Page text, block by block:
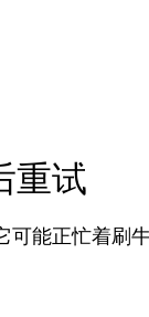
重试
可能正忙着刷